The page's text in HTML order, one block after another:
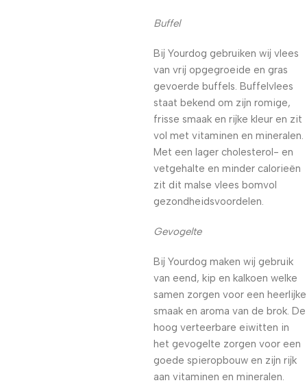
Buffel
Bij Yourdog gebruiken wij vlees
van vrij opgegroeide en gras
gevoerde buffels. Buffelvlees
staat bekend om zijn romige,
frisse smaak en rijke kleur en zit
vol met vitaminen en mineralen.
Met een lager cholesterol- en
vetgehalte en minder calorieën
zit dit malse vlees bomvol
gezondheidsvoordelen.
Gevogelte
Bij Yourdog maken wij gebruik
van eend, kip en kalkoen welke
samen zorgen voor een heerlijke
smaak en aroma van de brok. De
hoog verteerbare eiwitten in
het gevogelte zorgen voor een
goede spieropbouw en zijn rijk
aan vitaminen en mineralen.